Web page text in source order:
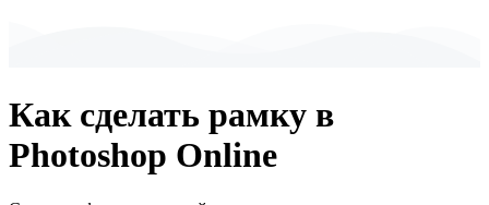
Как сделать рамку в
Photoshop Online